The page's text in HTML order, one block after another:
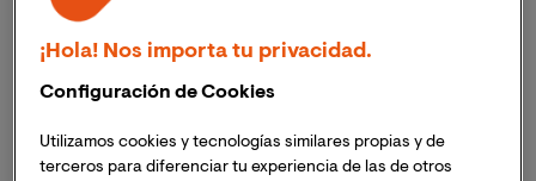
La Universidad Internacional de Valencia y Fundación
ONCE han suscrito una convenio de colaboración,
sinergias que contribuyan al objetivo de ofrecer
acceso una educación inclusiva, equitativa y de
¡Hola! Nos importa tu privacidad.
Configuración de Cookies
Utilizamos cookies y tecnologías similares propias y de
terceros para diferenciar tu experiencia de las de otros